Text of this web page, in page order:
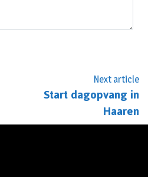
Next article
Start dagopvang in
Haaren